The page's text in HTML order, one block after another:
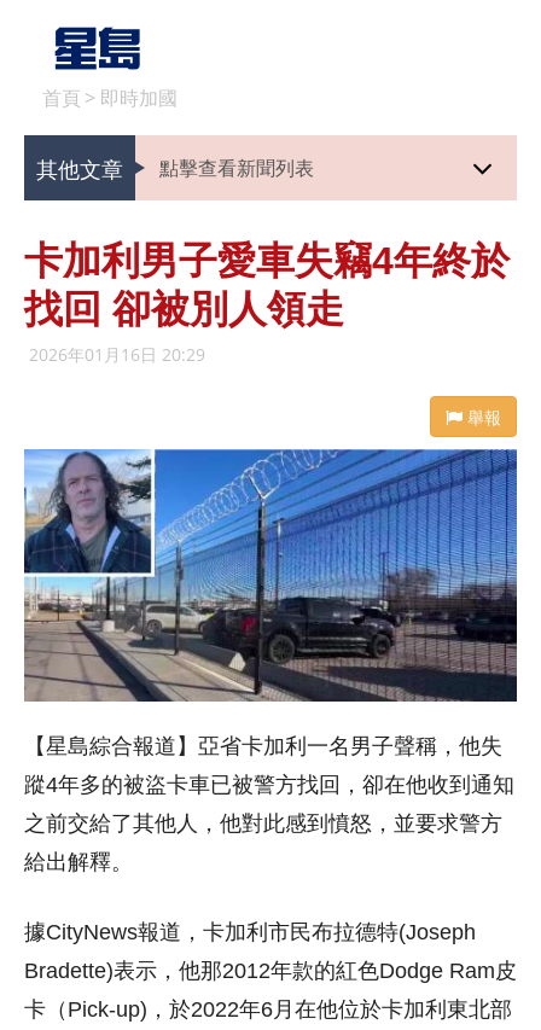
首頁 > 即時加國
其他文章 點擊查看新聞列表
卡加利男子愛車失竊4年終於
找回 卻被別人領走
2026年01月16日 20:29
舉報
【星島綜合報道】亞省卡加利一名男子聲稱，他失
蹤4年多的被盜卡車已被警方找回，卻在他收到通知
之前交給了其他人，他對此感到憤怒，並要求警方
給出解釋。
據CityNews報道，卡加利市民布拉德特(Joseph
Bradette)表示，他那2012年款的紅色Dodge Ram皮
卡（Pick-up)，於2022年6月在他位於卡加利東北部